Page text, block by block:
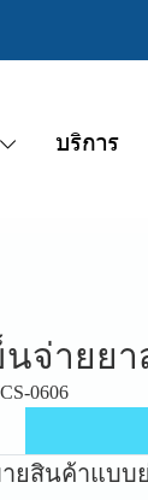
บริการ
นจ่ายยา
0606
ยสินค้าแบบ